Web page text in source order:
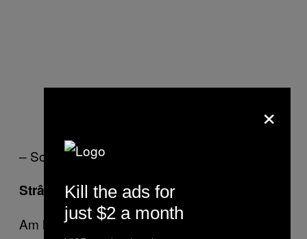
– Sophie Saint Thomas
Strângere de fonduri pentru un ONG
Am lucrat timp de o zi ca strângător de
×
Kill the ads for
just $2 a month